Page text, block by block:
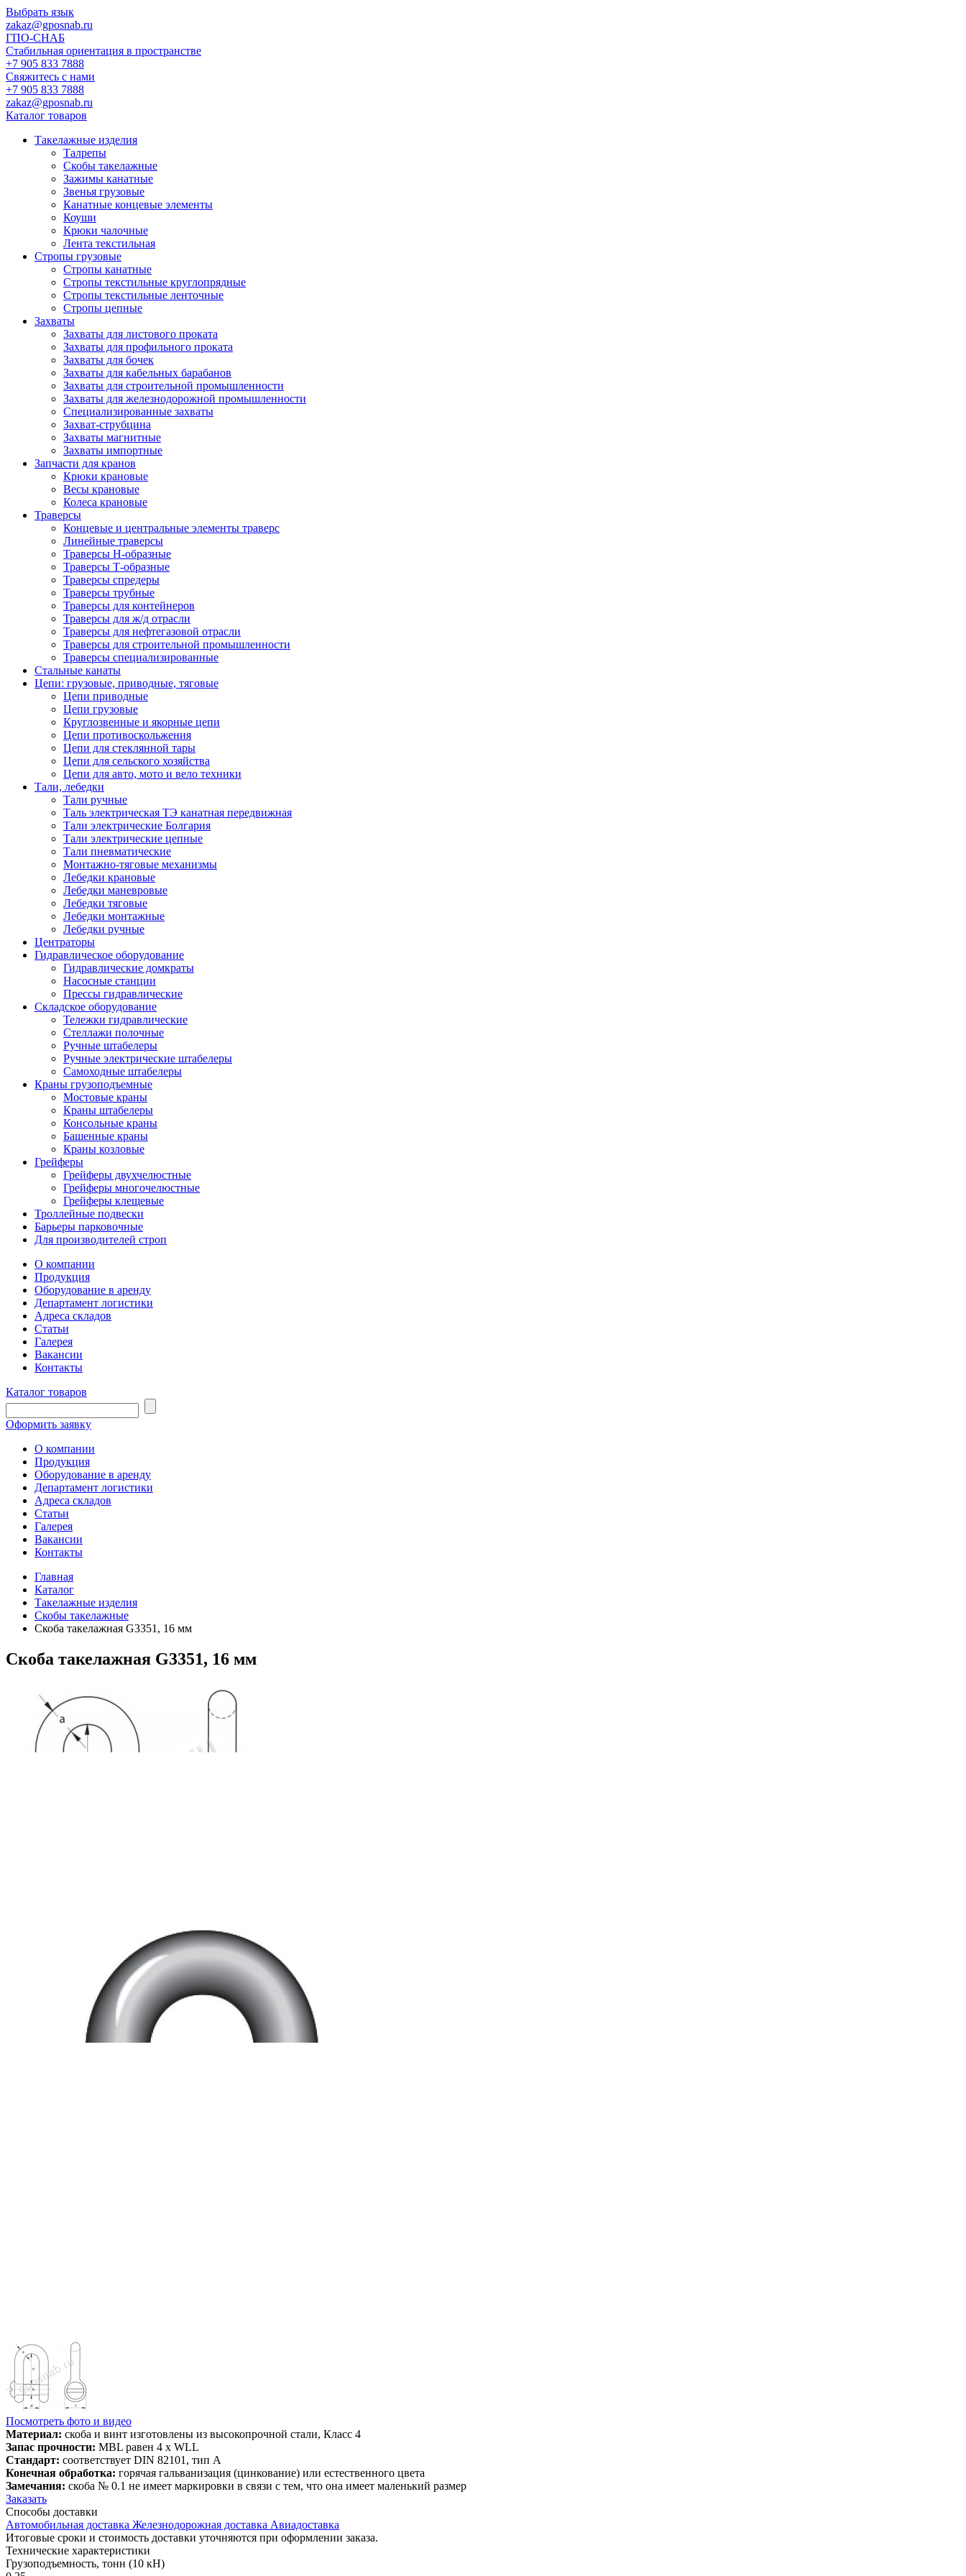
Выбрать язык
zakaz@gposnab.ru
ГПО-СНАБ
Стабильная ориентация в пространстве
+7 905 833 7888
Свяжитесь с нами
+7 905 833 7888
zakaz@gposnab.ru
Каталог товаров
Такелажные изделия
Талрепы
Скобы такелажные
Зажимы канатные
Звенья грузовые
Канатные концевые элементы
Коуши
Крюки чалочные
Лента текстильная
Стропы грузовые
Стропы канатные
Стропы текстильные круглопрядные
Стропы текстильные ленточные
Стропы цепные
Захваты
Захваты для листового проката
Захваты для профильного проката
Захваты для бочек
Захваты для кабельных барабанов
Захваты для строительной промышленности
Захваты для железнодорожной промышленности
Специализированные захваты
Захват-струбцина
Захваты магнитные
Захваты импортные
Запчасти для кранов
Крюки крановые
Весы крановые
Колеса крановые
Траверсы
Концевые и центральные элементы траверс
Линейные траверсы
Траверсы Н-образные
Траверсы Т-образные
Траверсы спредеры
Траверсы трубные
Траверсы для контейнеров
Траверсы для ж/д отрасли
Траверсы для нефтегазовой отрасли
Траверсы для строительной промышленности
Траверсы специализированные
Стальные канаты
Цепи: грузовые, приводные, тяговые
Цепи приводные
Цепи грузовые
Круглозвенные и якорные цепи
Цепи противоскольжения
Цепи для стеклянной тары
Цепи для сельского хозяйства
Цепи для авто, мото и вело техники
Тали, лебедки
Тали ручные
Таль электрическая ТЭ канатная передвижная
Тали электрические Болгария
Тали электрические цепные
Тали пневматические
Монтажно-тяговые механизмы
Лебедки крановые
Лебедки маневровые
Лебедки тяговые
Лебедки монтажные
Лебедки ручные
Центраторы
Гидравлическое оборудование
Гидравлические домкраты
Насосные станции
Прессы гидравлические
Складское оборудование
Тележки гидравлические
Cтеллажи полочные
Ручные штабелеры
Ручные электрические штабелеры
Самоходные штабелеры
Краны грузоподъемные
Мостовые краны
Краны штабелеры
Консольные краны
Башенные краны
Краны козловые
Грейферы
Грейферы двухчелюстные
Грейферы многочелюстные
Грейферы клещевые
Троллейные подвески
Барьеры парковочные
Для производителей строп
О компании
Продукция
Оборудование в аренду
Департамент логистики
Адреса складов
Статьи
Галерея
Вакансии
Контакты
Каталог товаров
Оформить заявку
О компании
Продукция
Оборудование в аренду
Департамент логистики
Адреса складов
Статьи
Галерея
Вакансии
Контакты
Главная
Каталог
Такелажные изделия
Скобы такелажные
Скоба такелажная G3351, 16 мм
Скоба такелажная G3351, 16 мм
Посмотреть фото и видео
Материал: скоба и винт изготовлены из высокопрочной стали, Класс 4
Запас прочности: MBL равен 4 x WLL
Стандарт: соответствует DIN 82101, тип A
Конечная обработка: горячая гальванизация (цинкование) или естественного цвета
Замечания: скоба № 0.1 не имеет маркировки в связи с тем, что она имеет маленький размер
Заказать
Способы доставки
Автомобильная доставка Железнодорожная доставка Авиадоставка
Итоговые сроки и стоимость доставки уточняются при оформлении заказа.
Технические характеристики
Грузоподъемность, тонн (10 кН)